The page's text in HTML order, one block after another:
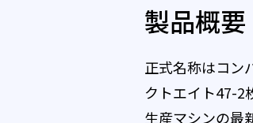
製品概要
正式名称はコン
クトエイト47-2
生産マシンの最